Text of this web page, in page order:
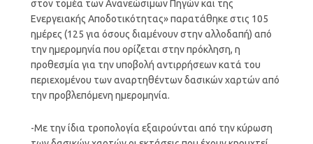
στον τομέα των Ανανεώσιμων Πηγών και της
Ενεργειακής Αποδοτικότητας» παρατάθηκε στις 105
ημέρες (125 για όσους διαμένουν στην αλλοδαπή) από
την ημερομηνία που ορίζεται στην πρόκληση, η
προθεσμία για την υποβολή αντιρρήσεων κατά του
περιεχομένου των αναρτηθέντων δασικών χαρτών από
την προβλεπόμενη ημερομηνία.
-Με την ίδια τροπολογία εξαιρούνται από την κύρωση